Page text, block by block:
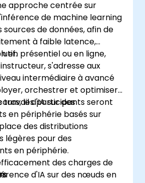
approche centrée sur
de machine learning
de données, afin de
à faible latence,
en présentiel ou en ligne,
s'adresse aux
intermédiaire à avancé
orchestrer et optimiser
travail d'IA sur des
en périphérie basés sur
les participants seront
des distributions
légères pour des
en périphérie.
des charges de
d'IA sur des nœuds en